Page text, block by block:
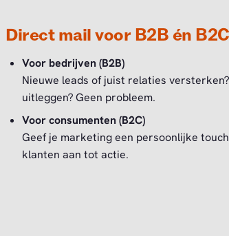
Direct mail voor B2B én B2C
Voor bedrijven (B2B)
Nieuwe leads of juist relaties
uitleggen? Geen probleem.
Voor consumenten (B2C)
Geef je marketing een persoonlijke
klanten aan tot actie.